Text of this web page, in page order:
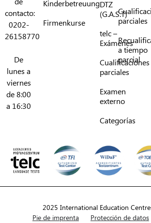
contacto:
0202-
26158770
De
lunes a
viernes
de 8:00
a 16:30
Kinderbetreuung
Firmenkurse
DTZ
(G.A.S.T)
telc –
Exámenes
Cualificaciones
parciales
Examen
externo
Categorías
parciales
a tiempo
parcial
2025 International Education
Pie de imprenta
Protección de datos